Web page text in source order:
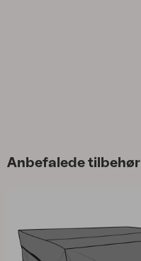
Anbefalede tilbehør